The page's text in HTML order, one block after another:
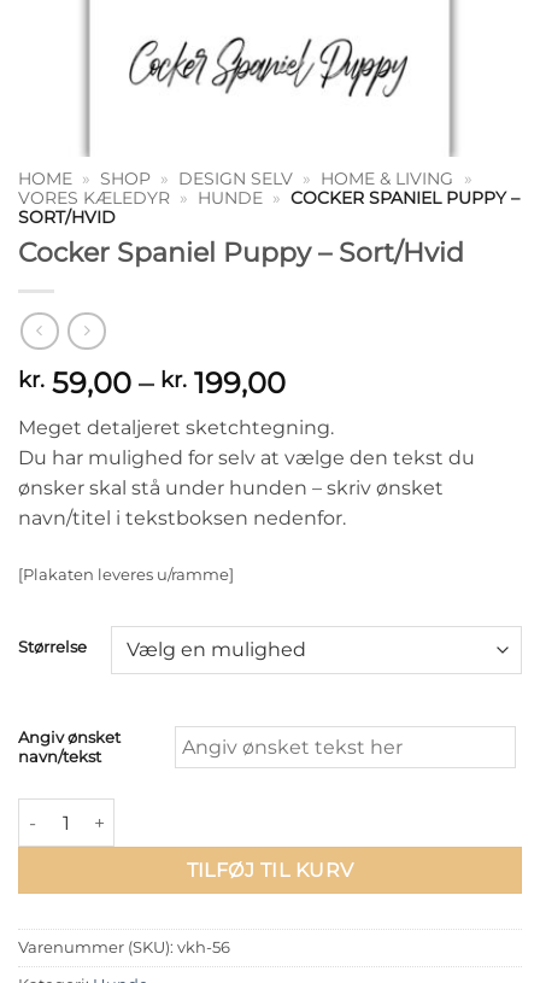
HOME » SHOP » DESIGN SELV » HOME & LIVING
»
VORES KÆLEDYR » HUNDE » COCKER SPANIEL PUPPY –
SORT/HVID
Cocker Spaniel Puppy – Sort/Hvid
kr. 59,00 – kr. 199,00Prisinterval:
kr. 59,00
til
kr. 199,00
Meget detaljeret sketchtegning.
Du har mulighed for selv at vælge den tekst du
ønsker skal stå under hunden – skriv ønsket
navn/titel i tekstboksen nedenfor.
[Plakaten leveres u/ramme]
Størrelse
Angiv ønsket
navn/tekst
Cocker Spaniel Puppy - Sort/Hvid antal
TILFØJ TIL KURV
Varenummer (SKU): vkh-56